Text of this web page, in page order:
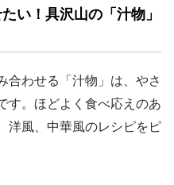
い！具沢山の「汁物」
合わせる「汁物」は、やさ
す。ほどよく食べ応えのあ
洋風、中華風のレシピをピ